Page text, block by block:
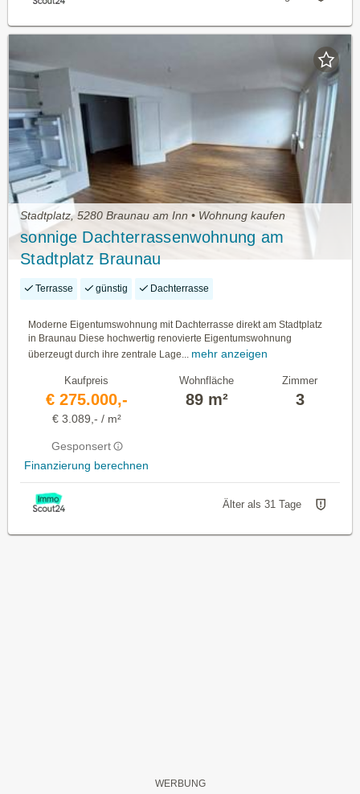
Stadtplatz, 5280 Braunau am Inn • Wohnung kaufen
sonnige Dachterrassenwohnung am
Stadtplatz Braunau
Terrasse günstig Dachterrasse
Moderne Eigentumswohnung mit Dachterrasse direkt am Stadtplatz
in Braunau Diese hochwertig renovierte Eigentumswohnung
überzeugt durch ihre zentrale Lage... mehr anzeigen
Kaufpreis
€ 275.000,-
€ 3.089,- / m²
Gesponsert
Finanzierung berechnen
Wohnfläche
89 m²
Zimmer
3
Älter als 31 Tage